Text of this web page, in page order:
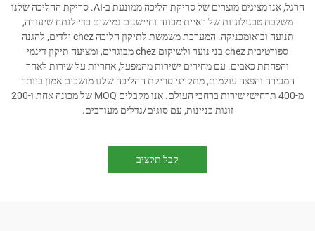
הרגל, אנו מציגים מוצרים של סריקת הליכה ממונעת ב-AI. סריקת ההליכה שלנו
של ראיית מכונה וחיישנים גמישים כדי לנתח שיעורה,
תנועה וביאומכניקה. המערכת משמשת לתיקון הליכה chez ילדים, להגנה
ספורטיבית chez בני נוער ולשיקום chez מבוגרים, ומציעה תיקון דינמי
כאבים. עם מחירים ישירות מהמפעל, אחריות על שירות לאחר
עולמית, מתקייני סריקת ההליכה שלנו מושכים אמון ביותר
מ-400 תרחישי שירות ברחבי העולם. אנו מקבלים MOQ של מכונה אחת ו-200
זוגות כניינות, עם סוגים/גדלים מעורבים.